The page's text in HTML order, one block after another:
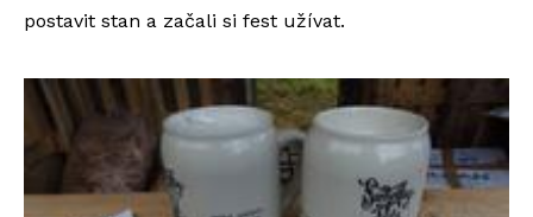
postavit stan a začali si fest užívat.